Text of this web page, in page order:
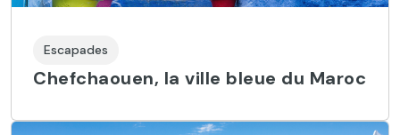
Escapades
Chefchaouen, la ville bleue du Maroc